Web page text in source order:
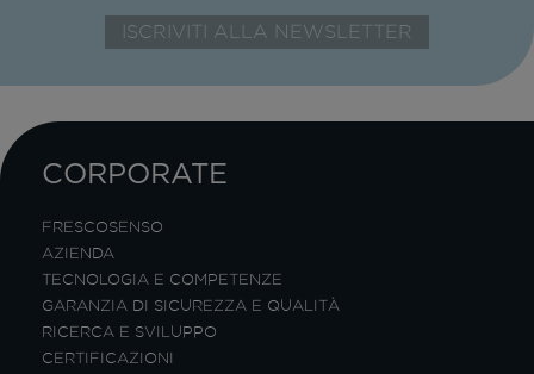
CORPORATE
FRESCOSENSO
AZIENDA
TECNOLOGIA E COMPETENZE
GARANZIA DI SICUREZZA E QUALITÀ
RICERCA E SVILUPPO
CERTIFICAZIONI